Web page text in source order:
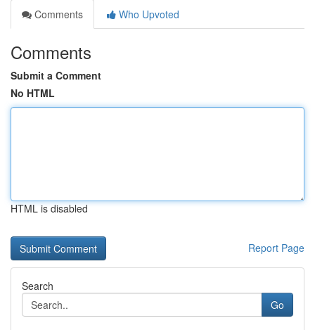
Comments
Who Upvoted
Comments
Submit a Comment
No HTML
HTML is disabled
Report Page
Search
Go